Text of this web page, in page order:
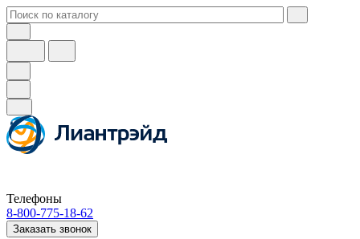
Телефоны
8-800-775-18-62
Заказать звонок